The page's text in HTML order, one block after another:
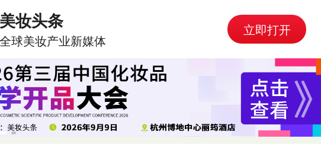
美妆头条
全球美妆产业新媒体
立即打开